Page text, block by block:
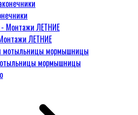
ЛЕТНИЕ
мормышницы